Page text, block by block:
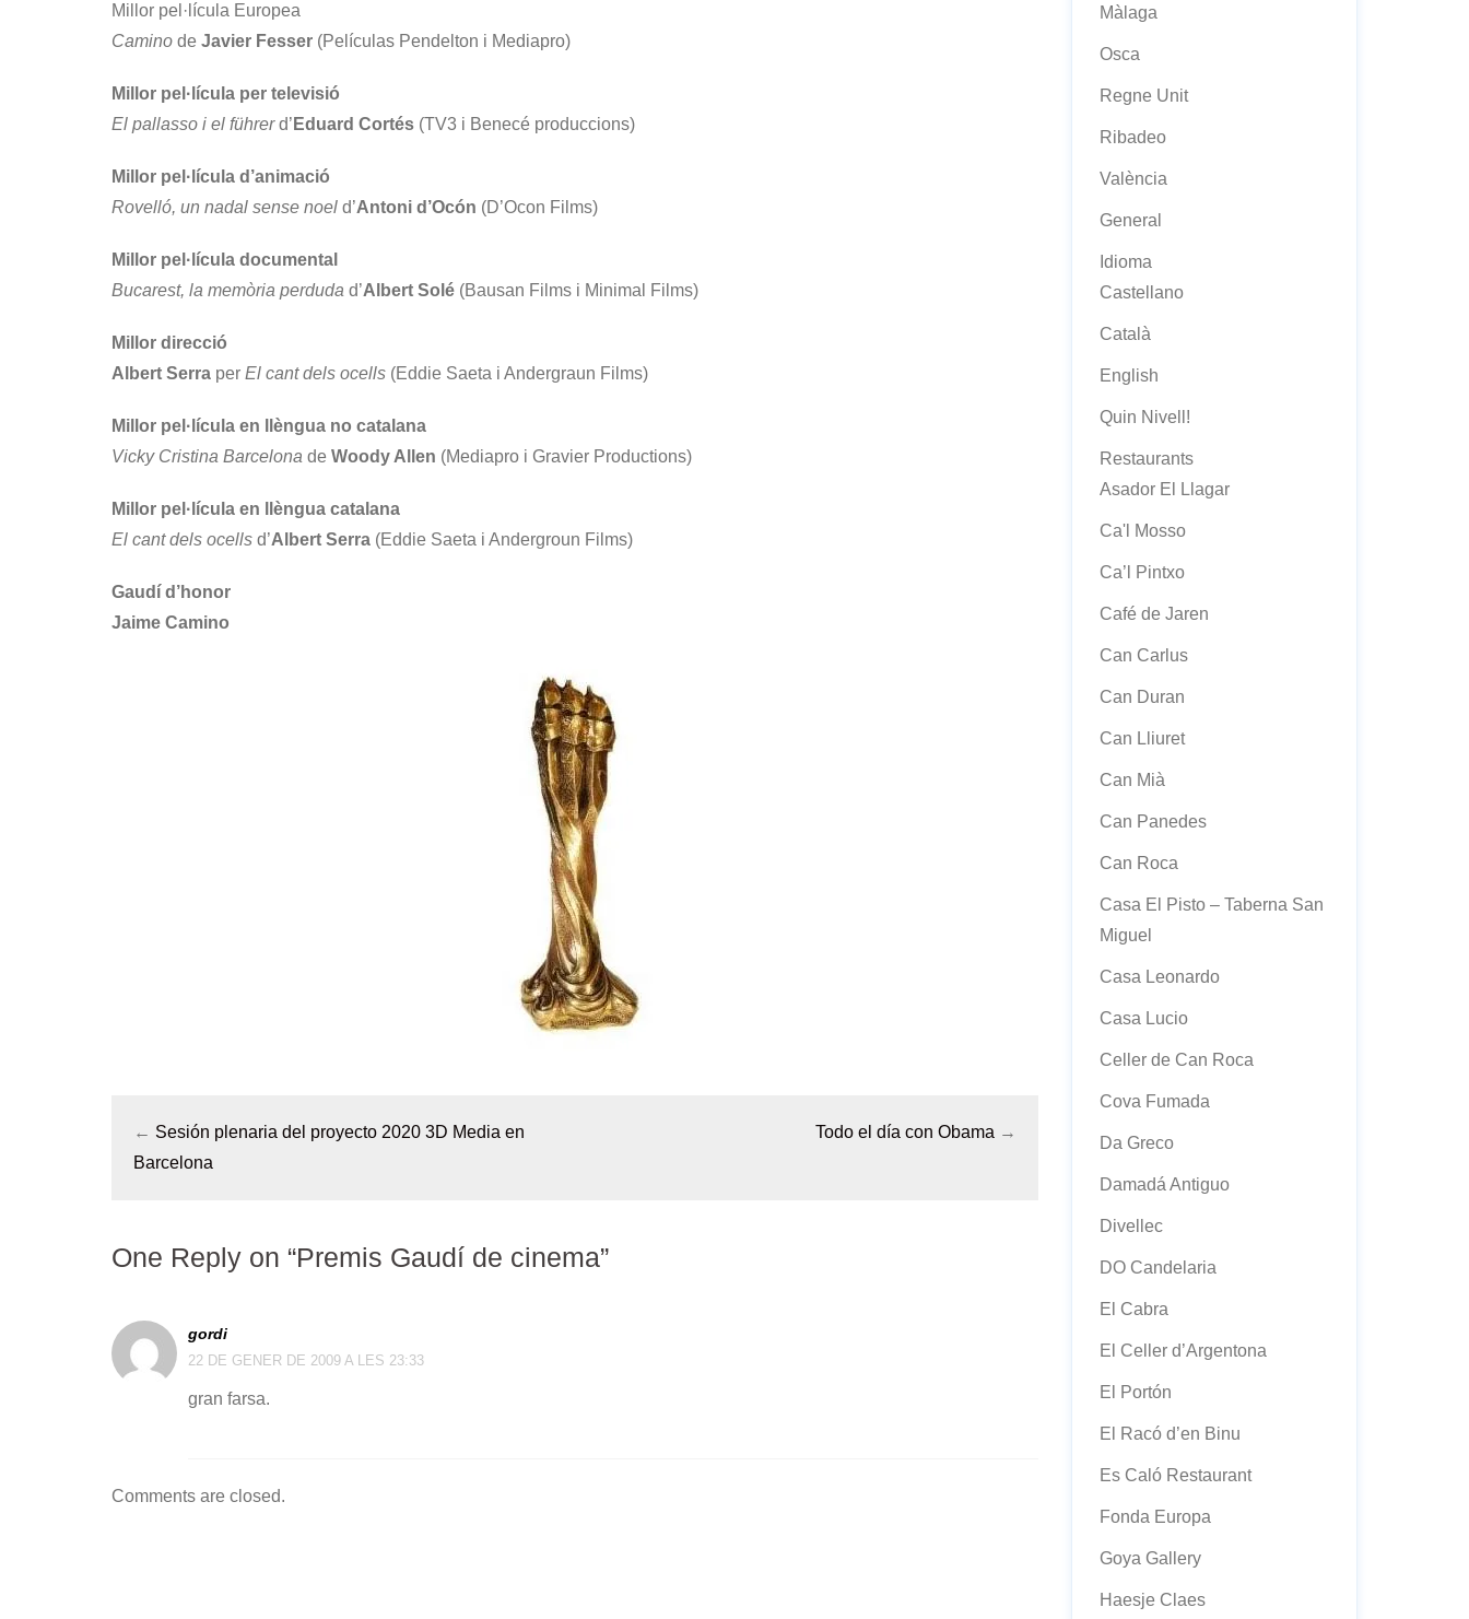
Millor pel·lícula Europea
Camino de Javier Fesser (Películas Pendelton i Mediapro)
Millor pel·lícula per televisió
El pallasso i el führerd’ Eduard Cortés (TV3 i Benecé produccions)
Millor pel·lícula d’animació
Rovelló, un nadal sense noel d’Antoni d’Ocón (D’Ocon Films)
Millor pel·lícula documental
Bucarest, la memòria perduda d’Albert Solé (Bausan Films i Minimal Films)
Millor direcció
Albert Serra per El cant dels ocells (Eddie Saeta i Andergraun Films)
Millor pel·lícula en llèngua no catalana
Vicky Cristina Barcelona de Woody Allen (Mediapro i Gravier Productions)
Millor pel·lícula en llèngua catalana
El cant dels ocells d’Albert Serra (Eddie Saeta i Andergroun Films)
Gaudí d’honor
Jaime Camino
← Sesión plenaria del proyecto 2020 3D Media en
Barcelona
Todo el día con Obama →
One Reply on “Premis Gaudí de cinema”
gordi
22 DE GENER DE 2009 A LES 23:33
gran farsa.
Comments are closed.
Màlaga
Osca
Regne Unit
Ribadeo
València
General
Idioma
Castellano
Català
English
Quin Nivell!
Restaurants
Asador El Llagar
Ca'l Mosso
Ca’l Pintxo
Café de Jaren
Can Carlus
Can Duran
Can Lliuret
Can Mià
Can Panedes
Can Roca
Casa El Pisto – Taberna San
Miguel
Casa Leonardo
Casa Lucio
Celler de Can Roca
Cova Fumada
Da Greco
Damadá Antiguo
Divellec
DO Candelaria
El Cabra
El Celler d’Argentona
El Portón
El Racó d’en Binu
Es Caló Restaurant
Fonda Europa
Goya Gallery
Haesje Claes